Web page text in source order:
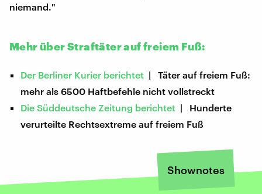
niemand."
Mehr über Straftäter auf freiem Fuß:
Der Berliner Kurier berichtet | Täter auf freiem Fuß:
mehr als 6500 Haftbefehle nicht vollstreckt
Die Süddeutsche Zeitung berichtet | Hunderte
verurteilte Rechtsextreme auf freiem Fuß
Shownotes